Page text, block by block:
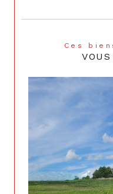
Ces